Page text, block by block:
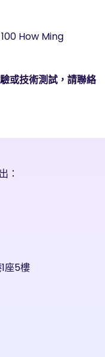
How Ming
或技術測試，請聯絡
：
座5樓